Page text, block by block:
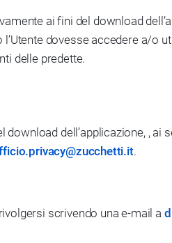
ai fini del download
dovesse accedere a/o
delle predette.
dell’applicazione, , ai
.
scrivendo una e-mail a